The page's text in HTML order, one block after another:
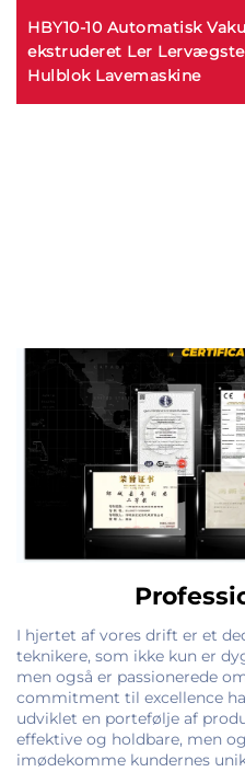
HBY10-10 Automatisk
ekstruderet Ler
Hulblok Lavemaskine
I hjertet af vores drift er et
teknikere, som ikke kun er
men også er passionerede
commitment til excellence
udviklet en portefølje af
effektive og holdbare, men
imødekomme kundernes